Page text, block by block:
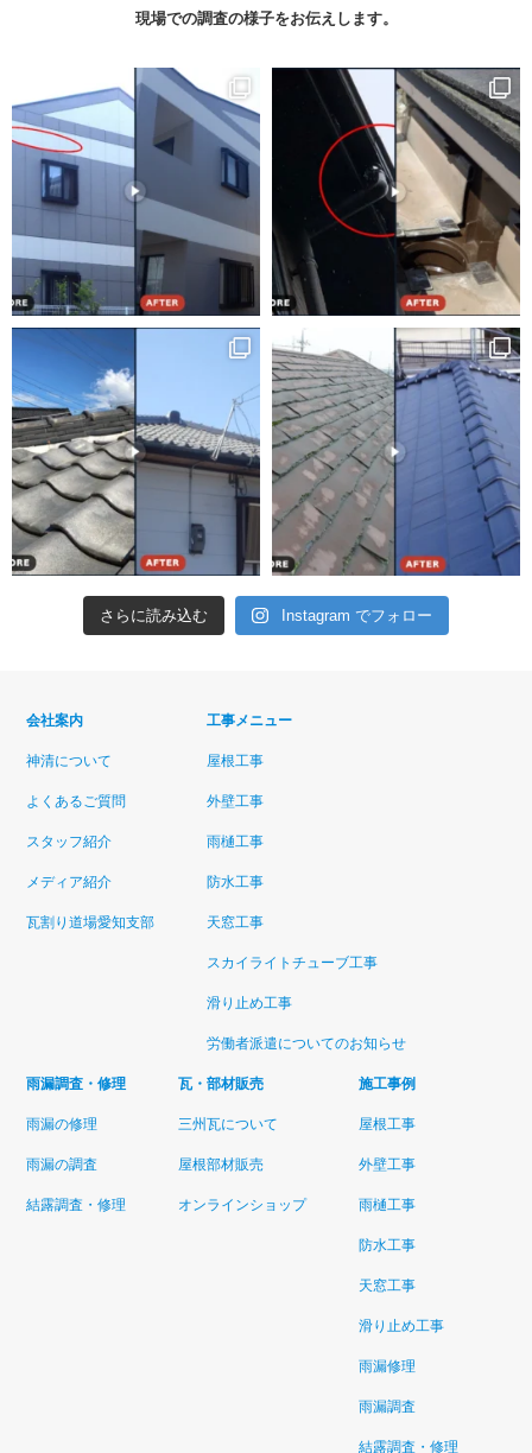
現場での調査の様子をお伝えします。
さらに読み込む Instagram でフォロー
会社案内
神清について
よくあるご質問
スタッフ紹介
メディア紹介
瓦割り道場愛知支部
工事メニュー
屋根工事
外壁工事
雨樋工事
防水工事
天窓工事
スカイライトチューブ工事
滑り止め工事
労働者派遣についてのお知らせ
雨漏調査・修理
雨漏の修理
雨漏の調査
結露調査・修理
瓦・部材販売
三州瓦について
屋根部材販売
オンラインショップ
施工事例
屋根工事
外壁工事
雨樋工事
防水工事
天窓工事
滑り止め工事
雨漏修理
雨漏調査
結露調査・修理